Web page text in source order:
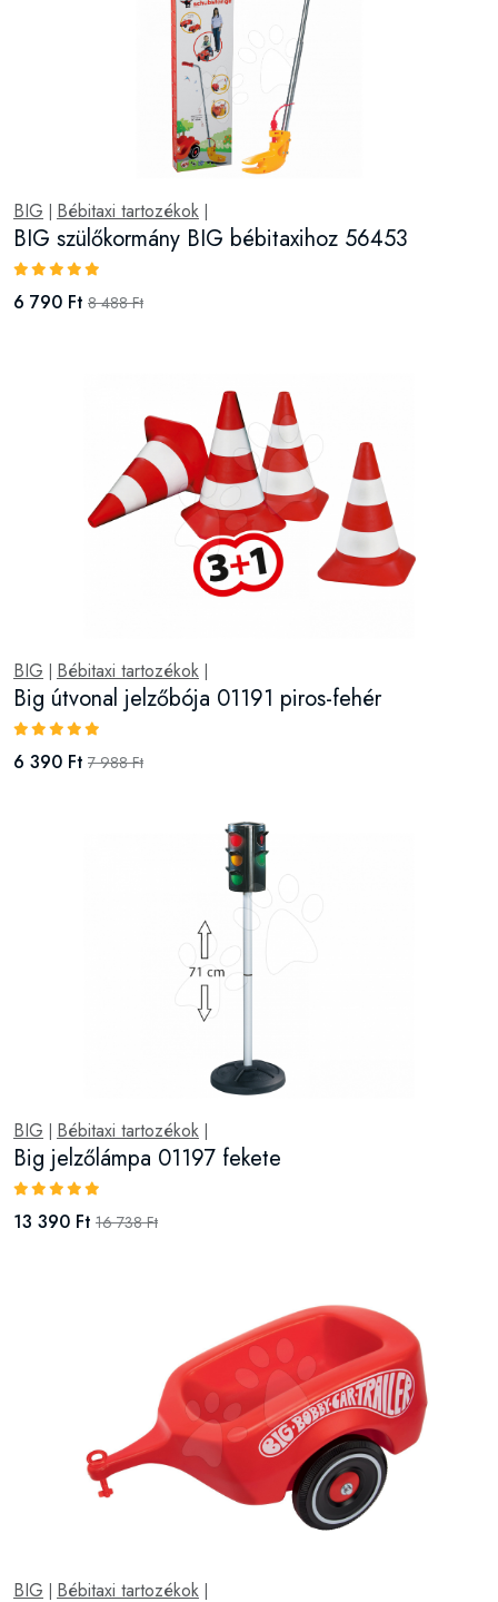
BIG Bébitaxi tartozékok
BIG szülőkormány BIG bébitaxihoz 56453
6 790 Ft 8 488 Ft
BIG Bébitaxi tartozékok
Big útvonal jelzőbója 01191 piros-fehér
6 390 Ft 7 988 Ft
BIG Bébitaxi tartozékok
Big jelzőlámpa 01197 fekete
13 390 Ft 16 738 Ft
BIG Bébitaxi tartozékok